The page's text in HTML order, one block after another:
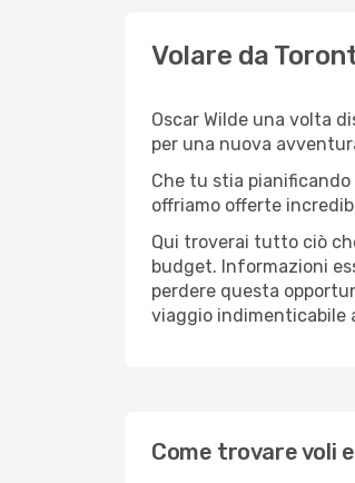
Volare da
Oscar Wilde una volta
per una nuova
Che tu stia pianificando
offriamo offerte
Qui troverai tutto ciò
budget. Informazioni
perdere questa
viaggio indimenticabile
Come trovare voli